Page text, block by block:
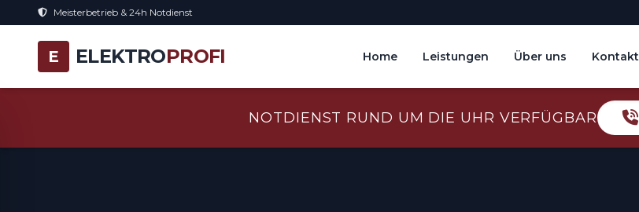
Meisterbetrieb & 24h Notdienst
E ELEKTROPROFI Home Leistungen Über uns Kontakt
NOTDIENST RUND UM DIE UHR VERFÜGBAR